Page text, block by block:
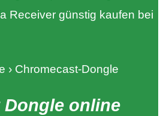
Receiver günstig kaufen bei
› Chromecast-Dongle
Dongle online